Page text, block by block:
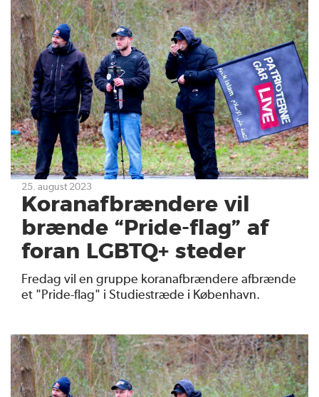
25. august 2023
Koranafbrændere vil
brænde “Pride-flag” af
foran LGBTQ+ steder
Fredag vil en gruppe koranafbrændere afbrænde
et "Pride-flag" i Studiestræde i København.